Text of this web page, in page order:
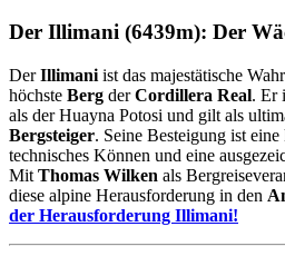
Der Illimani (6439m): Der
DerIllimani ist das majestätische
höchste Berg derCordillera Real. Er
als der Huayna Potosi und gilt als
Bergsteiger. Seine Besteigung ist
technisches Können und eine
Mit Thomas Wilken als
diese alpine Herausforderung in den
der Herausforderung Illimani!